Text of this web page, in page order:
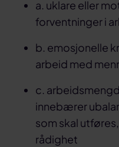
a. uklare eller
forventninger i
b. emosjonelle
arbeid med
c.
innebærer
som skal
rådighet